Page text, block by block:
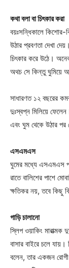
কথা বলা বা চিৎকার করা
বয়ঃসন্ধিকালে কিশোর-
উঠার প্রবণতা দেখা
চিৎকার করে উঠে।
অথচ সে কিন্তু ঘুমিয়ে
সাধারণত ১২ বছরের
দুঃস্বপ্ন মিলিয়ে
এবং ঘুম থেকে উঠার পর
এসএমএস
ঘুমের মধ্যে এসএমএস
রাতে বালিশের পাশে
ক্ষতিকর নয়, তবে কিছু
গাড়ি চালানো
স্লিপ ওয়াকিং মারাত্মক
বাসার বাইরে চলে
বলেন, তার একজন রোগী